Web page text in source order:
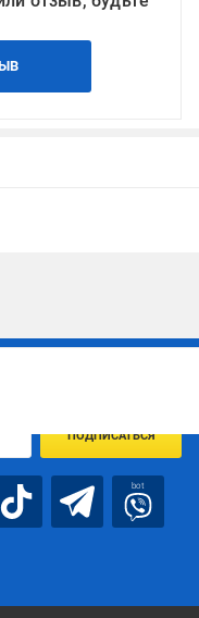
ПОДПИСАТЬСЯ
bot